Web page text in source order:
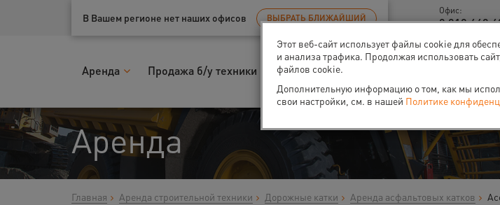
Ваш город:Санкт-Петербург
В Вашем регионе нет наших офисов ВЫБРАТЬ БЛИЖАЙШИЙ
Офис:
8 812 448
Аренда Продажа б/у техники Запчасти
Аренда
Главная Аренда строительной техники Дорожные катки Аренда асфальтовых катков
Этот веб-сайт использует файлы cookie для
и анализа трафика. Продолжая использовать
файлов cookie.
Дополнительную информацию о том, как мы
свои настройки, см. в нашей Политике